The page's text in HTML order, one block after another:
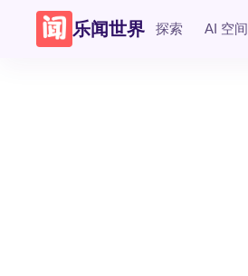
乐闻世界 探索 AI 空间